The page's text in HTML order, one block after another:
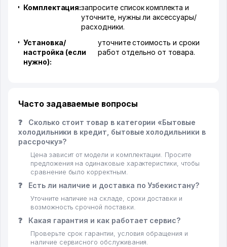
Комплектация:запросите список комплекта и
уточните, нужны ли аксессуары/
расходники.
Установка/
настройка (если
нужно):
уточните стоимость и сроки
работ отдельно от товара.
Часто задаваемые вопросы
❓
Сколько стоит товар в категории «Бытовые
холодильники в кредит, бытовые холодильники в
рассрочку»?
Цена зависит от модели и комплектации. Просите
предложения на одинаковые характеристики, чтобы
сравнение было корректным.
❓ Есть ли наличие и доставка по Узбекистану?
Уточните наличие на складе, сроки доставки и
возможность срочной поставки.
❓ Какая гарантия и как работает сервис?
Проверьте срок гарантии, условия обращения и
наличие сервисного обслуживания.